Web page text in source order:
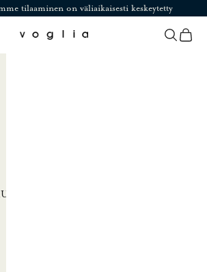
tilaaminen on väliaikaisesti keskeytetty
Voglia Haku